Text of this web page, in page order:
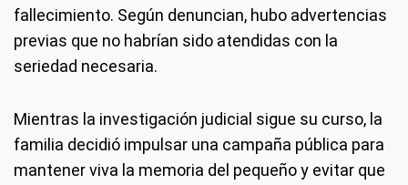
fallecimiento. Según denuncian, hubo advertencias
previas que no habrían sido atendidas con la
seriedad necesaria.
Mientras la investigación judicial sigue su curso, la
familia decidió impulsar una campaña pública para
mantener viva la memoria del pequeño y evitar que